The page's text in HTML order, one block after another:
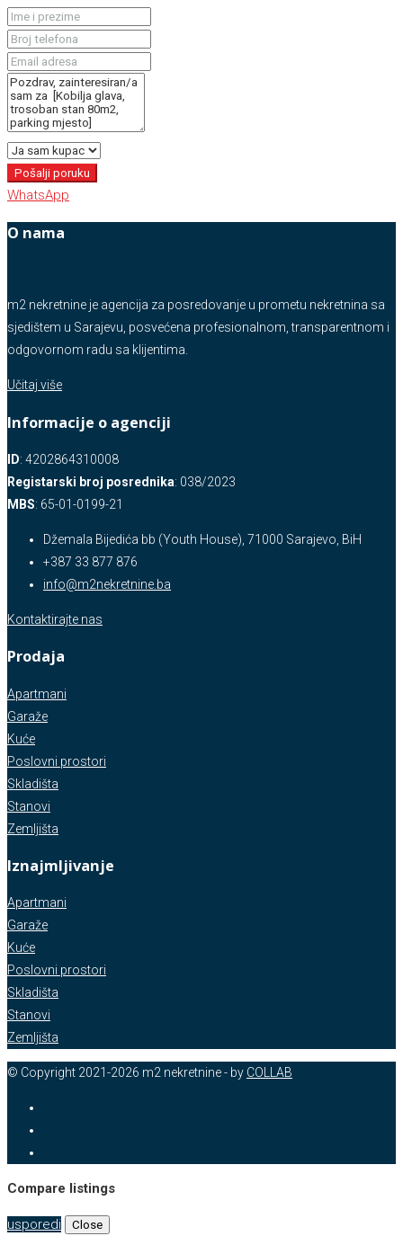
Pošalji poruku
WhatsApp
O nama
m2 nekretnine je agencija za posredovanje u prometu nekretnina sa
sjedištem u Sarajevu, posvećena profesionalnom, transparentnom i
odgovornom radu sa klijentima.
Učitaj više
Informacije o agenciji
ID: 4202864310008
Registarski broj posrednika: 038/2023
MBS: 65-01-0199-21
Džemala Bijedića bb (Youth House), 71000 Sarajevo, BiH
+387 33 877 876
info@m2nekretnine.ba
Kontaktirajte nas
Prodaja
Apartmani
Garaže
Kuće
Poslovni prostori
Skladišta
Stanovi
Zemljišta
Iznajmljivanje
Apartmani
Garaže
Kuće
Poslovni prostori
Skladišta
Stanovi
Zemljišta
© Copyright 2021-2026 m2 nekretnine - by COLLAB
Compare listings
usporedi Close